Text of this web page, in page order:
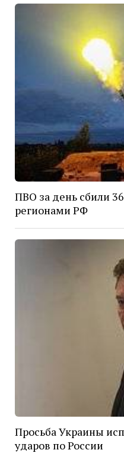
ПВО за день сбили
регионами РФ
Просьба Украины
ударов по России